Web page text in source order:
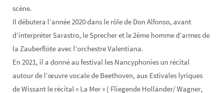
scène.
Il débutera l’année 2020 dans le rôle de Don Alfonso, avant
d’interpréter Sarastro, le Sprecher et le 2ème homme d’armes de
la Zauberflöte avec l’orchestre Valentiana.
En 2021, il a donné au festival les Nancyphonies un récital
autour de l’œuvre vocale de Beethoven, aux Estivales lyriques
de Wissant le récital « La Mer » ( Fliegende Holländer/ Wagner,